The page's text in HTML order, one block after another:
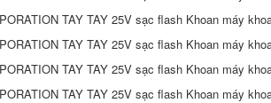
cắt bằng kim loại
CNC Full -Eutomatic
Water Cắt máy cắt
nhôm k20s máy cắt
sắt makita
9,690,000